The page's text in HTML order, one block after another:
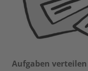
Aufgaben verteilen